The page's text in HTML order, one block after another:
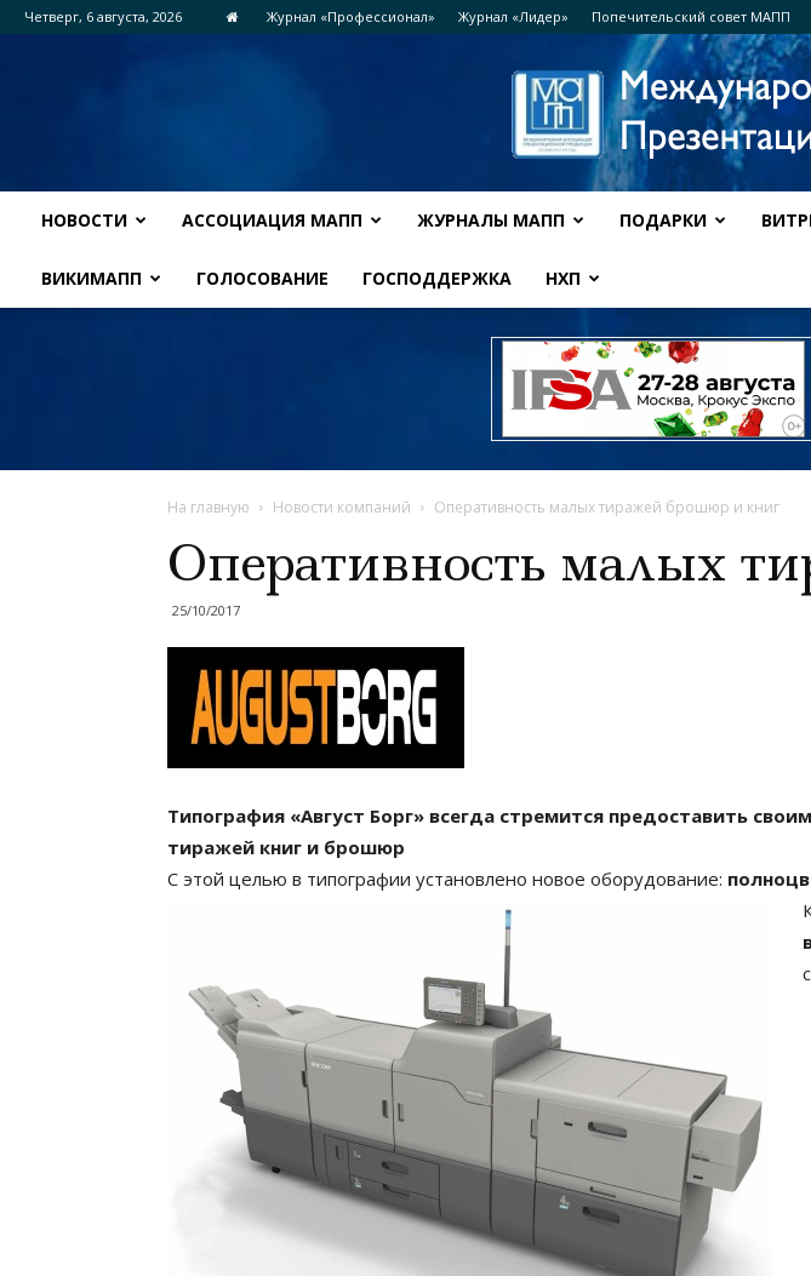
Четверг, 6 августа, 2026 Журнал «Профессионал» Журнал «Лидер» Попечительский совет МАПП
НОВОСТИ АССОЦИАЦИЯ МАПП ЖУРНАЛЫ МАПП ПОДАРКИ
ВИКИМАПП ГОЛОСОВАНИЕ ГОСПОДДЕРЖКА НХП
На главную Новости компаний Оперативность малых тиражей брошюр и книг
Оперативность малых
25/10/2017
Типография «Август Борг» всегда стремится предоставить
тиражей книг и брошюр
С этой целью в типографии установлено новое оборудование: